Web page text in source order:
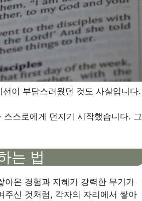
이 부담스러웠던 것도 사실입니다.
스스로에게 던지기 시작했습니다. 그
는 법
아온 경험과 지혜가 강력한 무기가
신 것처럼, 각자의 자리에서 쌓아